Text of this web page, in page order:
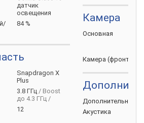
датчик
освещения
84 %
Snapdragon X
Plus
3.8 ГГц / Boost
до 4.3 ГГц /
12
Камера
Основная
Камера
Дополнительно
Акустика